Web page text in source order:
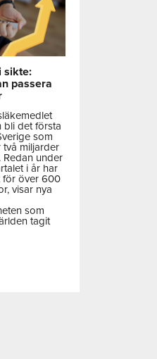
sikte:
passera
bli det första
som
miljarder
under
i år har
för över 600
visar nya
som
tagit